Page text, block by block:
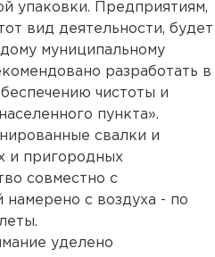
упаковки. Предприятиям,
вид деятельности, будет
муниципальному
разработать в
чистоты и
пункта».
свалки и
и пригородных
совместно с
намерено с воздуха - по
уделено